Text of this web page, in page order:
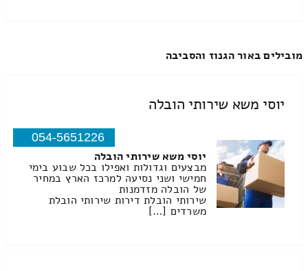
מובילים באור הגנוז והסביבה
יוסי משא שירותי הובלה
054-5651226
יוסי משא שירותי הובלה
מבצעים וגדולות ואפילו בכל שבוע בימי
חמישי ושני נסיעה למרכז הארץ במחיר
של הובלה מזדמנות
שירותי הובלת דירות שירותי הובלת
משרדים […]